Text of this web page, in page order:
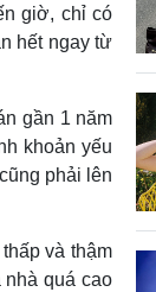
giờ, chỉ có
hết ngay từ
gần 1 năm
khoản yếu
phải lên
và thậm
quá cao